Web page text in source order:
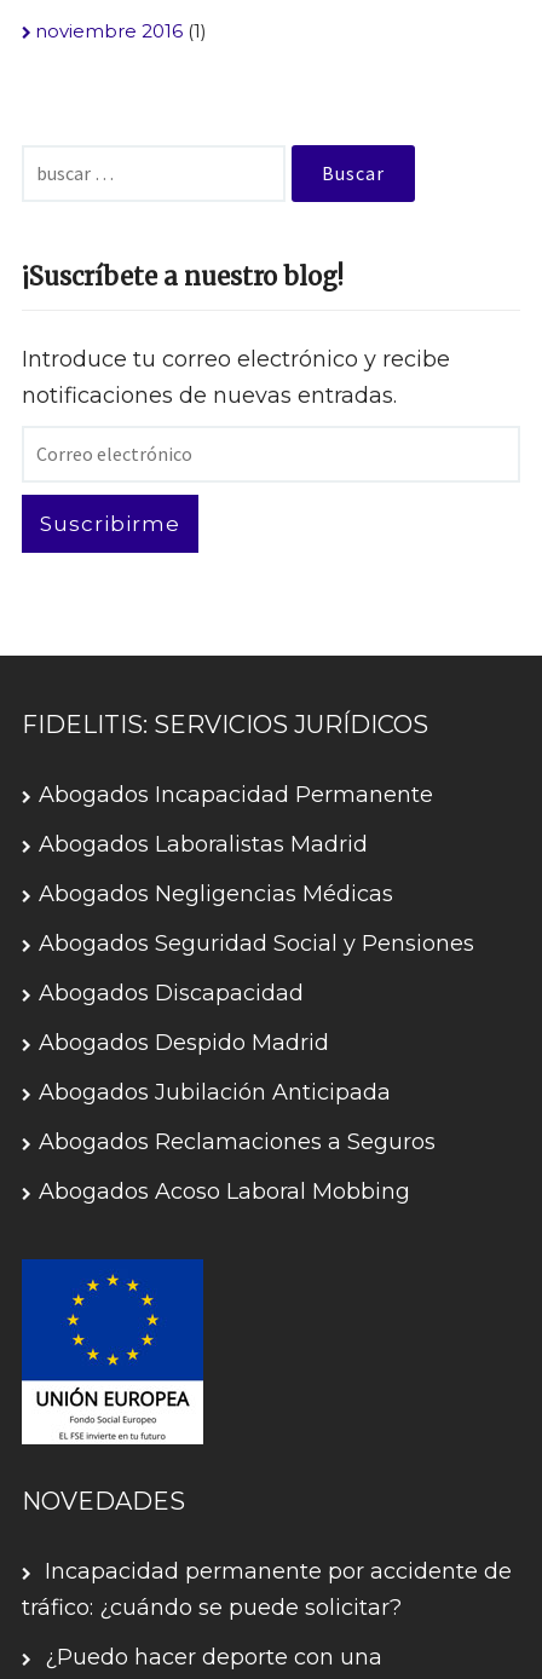
noviembre 2016(1)
¡Suscríbete a nuestro blog!
Introduce tu correo electrónico y recibe
notificaciones de nuevas entradas.
Correo
Suscribirme
FIDELITIS: SERVICIOS JURÍDICOS
Abogados Incapacidad Permanente
Abogados Laboralistas Madrid
Abogados Negligencias Médicas
Abogados Seguridad Social y Pensiones
Abogados Discapacidad
Abogados Despido Madrid
Abogados Jubilación Anticipada
Abogados Reclamaciones a Seguros
Abogados Acoso Laboral Mobbing
NOVEDADES
Incapacidad permanente por accidente de
tráfico: ¿cuándo se puede solicitar?
¿Puedo hacer deporte con una